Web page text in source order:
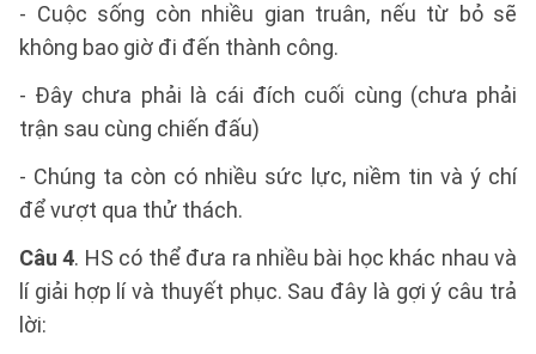
- Cuộc sống còn nhiều gian truân, nếu từ bỏ sẽ
không bao giờ đi đến thành công.
- Đây chưa phải là cái đích cuối cùng (chưa phải
trận sau cùng chiến đấu)
- Chúng ta còn có nhiều sức lực, niềm tin và ý chí
để vượt qua thử thách.
Câu 4. HS có thể đưa ra nhiều bài học khác nhau và
lí giải hợp lí và thuyết phục. Sau đây là gợi ý câu trả
lời: